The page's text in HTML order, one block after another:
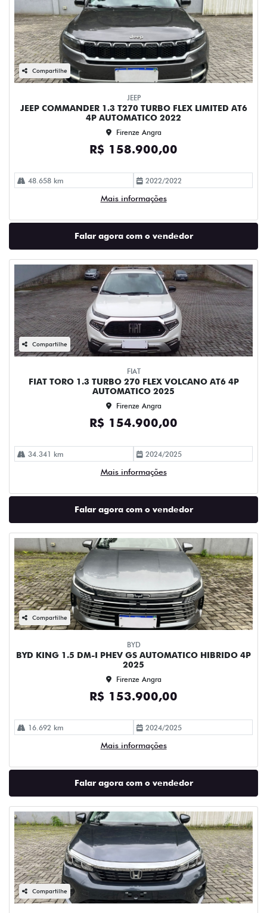
Compartilhe
JEEP
JEEP COMMANDER 1.3 T270 TURBO FLEX LIMITED AT6
4P AUTOMATICO 2022
Firenze Angra
R$ 158.900,00
48.658 km 2022/2022
Mais informações
Falar agora com o vendedor
Compartilhe
FIAT
FIAT TORO 1.3 TURBO 270 FLEX VOLCANO AT6 4P
AUTOMATICO 2025
Firenze Angra
R$ 154.900,00
34.341 km 2024/2025
Mais informações
Falar agora com o vendedor
Compartilhe
BYD
BYD KING 1.5 DM-I PHEV GS AUTOMATICO HIBRIDO 4P
2025
Firenze Angra
R$ 153.900,00
16.692 km 2024/2025
Mais informações
Falar agora com o vendedor
Compartilhe